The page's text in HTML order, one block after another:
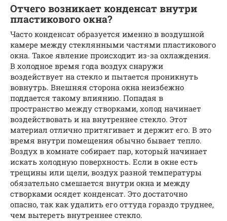
Отчего возникает конденсат внутри
пластикового окна?
Часто конденсат образуется именно в воздушной
камере между стеклянными частями пластикового
окна. Такое явление происходит из-за охлаждения.
В холодное время года воздух снаружи
воздействует на стекло и пытается проникнуть
вовнутрь. Внешняя сторона окна неизбежно
поддается такому влиянию. Попадая в
пространство между створками, холод начинает
воздействовать и на внутреннее стекло. Этот
материал отлично притягивает и держит его. В это
время внутри помещения обычно бывает тепло.
Воздух в комнате собирает пар, который начинает
искать холодную поверхность. Если в окне есть
трещины или щели, воздух разной температуры
обязательно смешается внутри окна и между
створками осядет конденсат. Это достаточно
опасно, так как удалить его оттуда гораздо труднее,
чем вытереть внутреннее стекло.